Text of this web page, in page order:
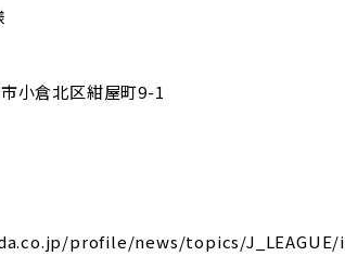
小倉北区紺屋町9-1
profile/news/topics/